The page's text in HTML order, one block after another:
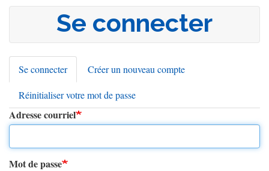
Se connecter
Onglets
principaux
Se connecter(onglet
actif)
Créer un nouveau compte
Réinitialiser votre mot de passe
Adresse courriel
Mot de passe